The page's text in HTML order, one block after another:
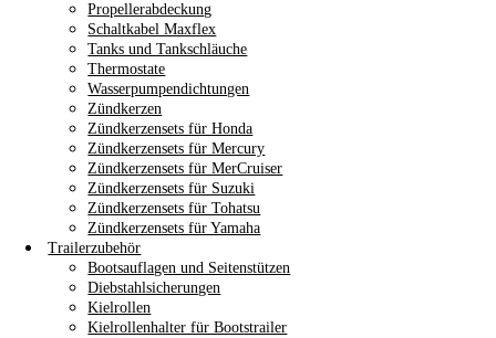
Propellerabdeckung
Schaltkabel Maxflex
Tanks und Tankschläuche
Thermostate
Wasserpumpendichtungen
Zündkerzen
Zündkerzensets für Honda
Zündkerzensets für Mercury
Zündkerzensets für MerCruiser
Zündkerzensets für Suzuki
Zündkerzensets für Tohatsu
Zündkerzensets für Yamaha
Trailerzubehör
Bootsauflagen und Seitenstützen
Diebstahlsicherungen
Kielrollen
Kielrollenhalter für Bootstrailer